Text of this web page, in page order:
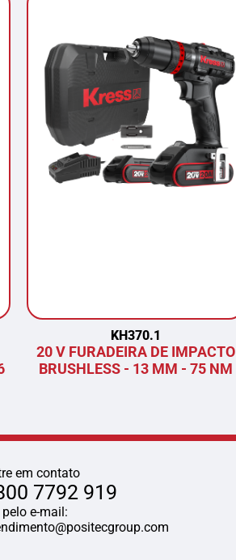
KH370.1
20 V FURADEIRA DE IMPACTO
BRUSHLESS - 13 MM - 75 NM
em contato
7792 919
pelo e-mail: